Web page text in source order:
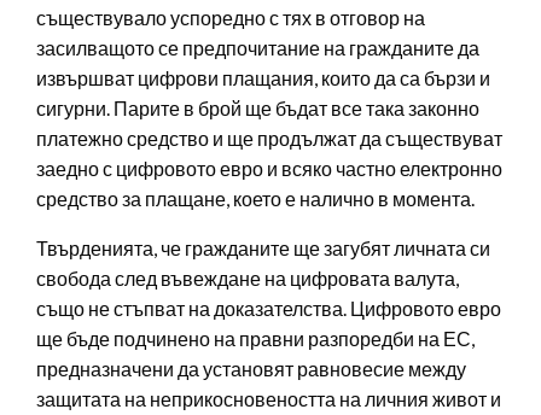
съществувало успоредно с тях в отговор на
засилващото се предпочитание на гражданите да
извършват цифрови плащания, които да са бързи и
сигурни. Парите в брой ще бъдат все така законно
платежно средство и ще продължат да съществуват
заедно с цифровото евро и всяко частно електронно
средство за плащане, което е налично в момента.
Твърденията, че гражданите ще загубят личната си
свобода след въвеждане на цифровата валута,
също не стъпват на доказателства. Цифровото евро
ще бъде подчинено на правни разпоредби на ЕС,
предназначени да установят равновесие между
защитата на неприкосновеността на личния живот и